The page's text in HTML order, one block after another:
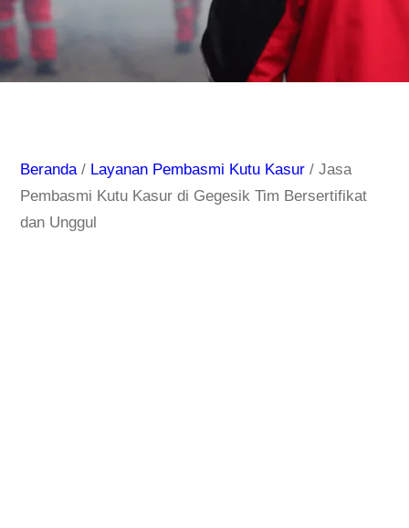
Beranda / Layanan Pembasmi Kutu Kasur / Jasa
Pembasmi Kutu Kasur di Gegesik Tim Bersertifikat
dan Unggul